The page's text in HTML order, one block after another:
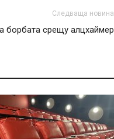
Следваща новина
борбата срещу алцхаймер